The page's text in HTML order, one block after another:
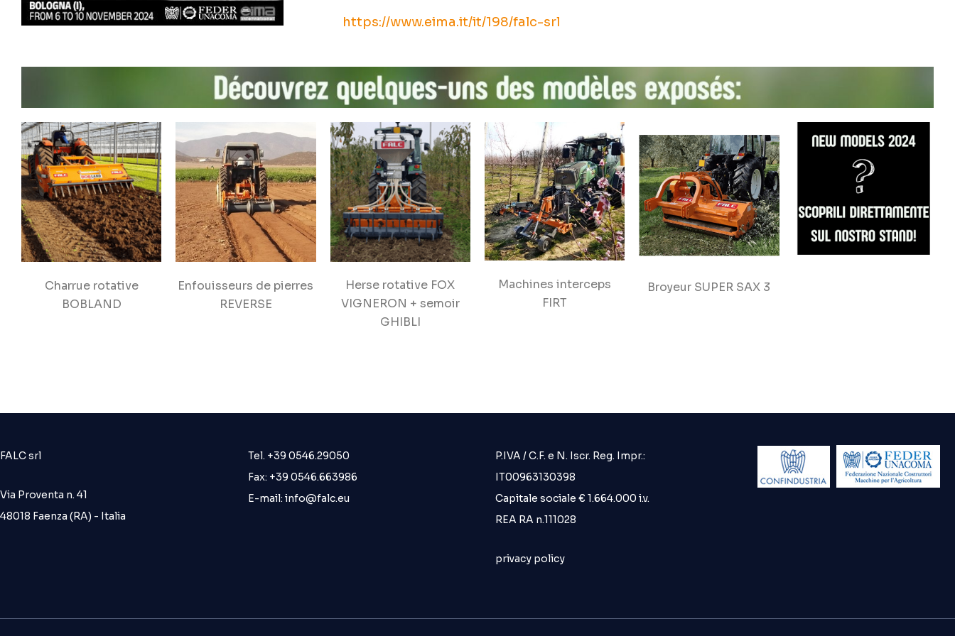
https://www.eima.it/it/198/falc-srl
Charrue rotative
BOBLAND
Enfouisseurs de pierres
REVERSE
Herse rotative FOX
VIGNERON + semoir
GHIBLI
Machines interceps
FIRT
Broyeur SUPER SAX 3
FALC srl
Via Proventa n. 41
48018 Faenza (RA) - Italia
Tel. +39 0546.29050
Fax: +39 0546.663986
E-mail: info@falc.eu
P.IVA / C.F. e N. Iscr. Reg. Impr.:
IT00963130398
Capitale sociale € 1.664.000 i.v.
REA RA n.111028
privacy policy